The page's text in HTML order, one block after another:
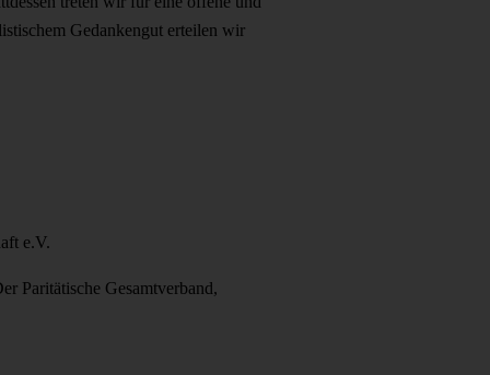
Gedankengut erteilen wir
e.V.
Paritätische Gesamtverband,